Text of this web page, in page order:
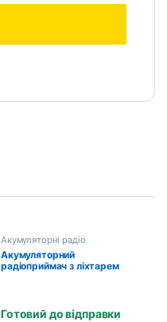
Акумуляторні радіо
Акумуляторний
радіоприймач з ліхтарем
Готовий до відправки